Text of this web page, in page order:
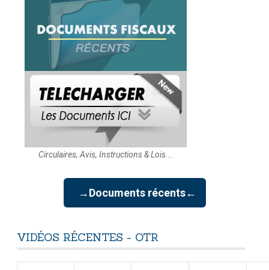
Circulaires, Avis, Instructions & Lois...
→Documents récents←
VIDÉOS RÉCENTES - OTR